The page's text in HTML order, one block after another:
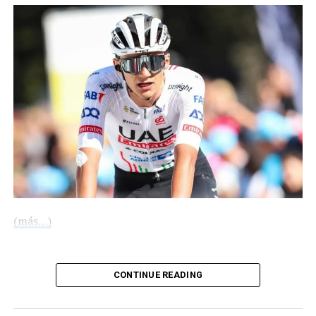
euros.
Esta temporada, en Pamplona disputó 36 encuentros
entre todas las competiciones, anotando siete goles y
repartiendo cinco asistencias.
Con información de EFE
Compártelo:
(más…)
CONTINUE READING